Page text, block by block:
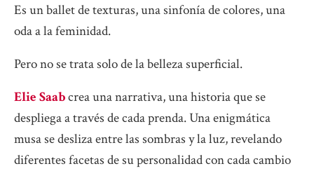
Es un ballet de texturas, una sinfonía de colores, una
oda a la feminidad.
Pero no se trata solo de la belleza superficial.
Elie Saabcrea una narrativa, una historia que se
despliega a través de cada prenda. Una enigmática
musa se desliza entre las sombras y la luz, revelando
diferentes facetas de su personalidad con cada cambio